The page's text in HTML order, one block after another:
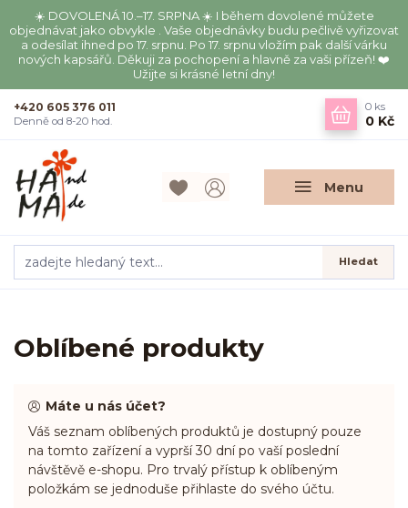
☀️ DOVOLENÁ 10.–17. SRPNA ☀️ I během dovolené můžete
objednávat jako obvykle . Vaše objednávky budu pečlivě vyřizovat
a odesílat ihned po 17. srpnu. Po 17. srpnu vložím pak další várku
nových kapsářů. Děkuji za pochopení a hlavně za vaši přízeň! ❤️
Užijte si krásné letní dny!
Menu
Hledat
+420 605 376 011
Denně od 8-20 hod.
0 ks
0 Kč
Oblíbené produkty
Máte u nás účet?
Váš seznam oblíbených produktů je dostupný pouze
na tomto zařízení a vyprší 30 dní po vaší poslední
návštěvě e-shopu. Pro trvalý přístup k oblíbeným
položkám se jednoduše přihlaste do svého účtu.